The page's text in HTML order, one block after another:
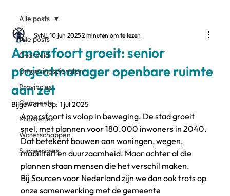
Alle posts
Overheid
Omgevingsdiensten
Provincies
Gemeente
Ministeries
Waterschappen
Succescases
Alle posts
Amersfoort groeit: senior
projectmanager openbare ruimte
aan zet
SvNL10 jun 20252 minuten om te lezen
Bijgewerkt op:1 jul 2025
Amersfoort is volop in beweging. De stad groeit
snel, met plannen voor 180.000 inwoners in 2040.
Dat betekent bouwen aan woningen, wegen,
mobiliteit en duurzaamheid. Maar achter al die
plannen staan mensen die het verschil maken.
Bij Sourcen voor Nederland zijn we dan ook trots op
onze samenwerking met de gemeente